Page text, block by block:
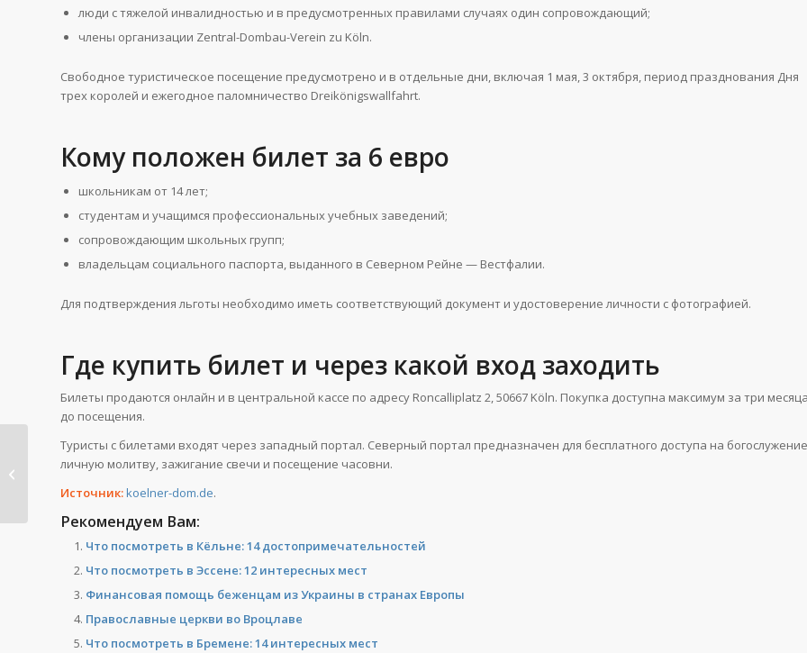
люди с тяжелой инвалидностью и в предусмотренных правилами случаях один сопровождающий;
члены организации Zentral-Dombau-Verein zu Köln.
Свободное туристическое посещение предусмотрено и в отдельные дни, включая 1 мая, 3 октября, период празднования Дня
трех королей и ежегодное паломничество Dreikönigswallfahrt.
Кому положен билет за 6 евро
школьникам от 14 лет;
студентам и учащимся профессиональных учебных заведений;
сопровождающим школьных групп;
владельцам социального паспорта, выданного в Северном Рейне — Вестфалии.
Для подтверждения льготы необходимо иметь соответствующий документ и удостоверение личности с фотографией.
Где купить билет и через какой вход заходить
Билеты продаются онлайн и в центральной кассе по адресу Roncalliplatz 2, 50667 Köln. Покупка доступна максимум за три месяца
до посещения.
Туристы с билетами входят через западный портал. Северный портал предназначен для бесплатного доступа на
личную молитву, зажигание свечи и посещение часовни.
Источник:koelner-dom.de.
Рекомендуем Вам:
Что посмотреть в Кёльне: 14 достопримечательностей
Что посмотреть в Эссене: 12 интересных мест
Финансовая помощь беженцам из Украины в странах Европы
Православные церкви во Вроцлаве
Что посмотреть в Бремене: 14 интересных мест
Прием украинцев в Германии в